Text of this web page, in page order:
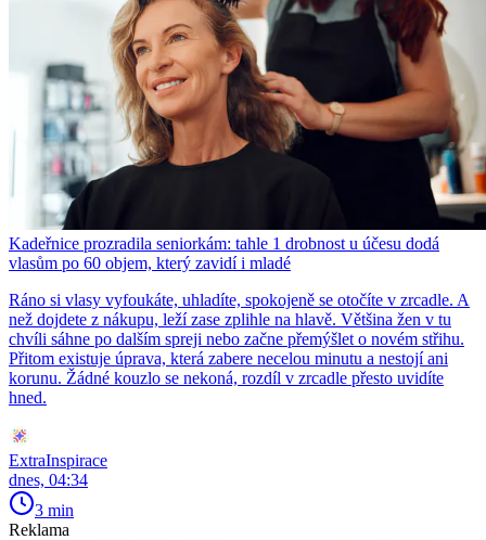
Kadeřnice prozradila seniorkám: tahle 1 drobnost u účesu dodá
vlasům po 60 objem, který zavidí i mladé
Ráno si vlasy vyfoukáte, uhladíte, spokojeně se otočíte v zrcadle. A
než dojdete z nákupu, leží zase zplihle na hlavě. Většina žen v tu
chvíli sáhne po dalším spreji nebo začne přemýšlet o novém střihu.
Přitom existuje úprava, která zabere necelou minutu a nestojí ani
korunu. Žádné kouzlo se nekoná, rozdíl v zrcadle přesto uvidíte
hned.
ExtraInspirace
dnes, 04:34
3 min
Reklama